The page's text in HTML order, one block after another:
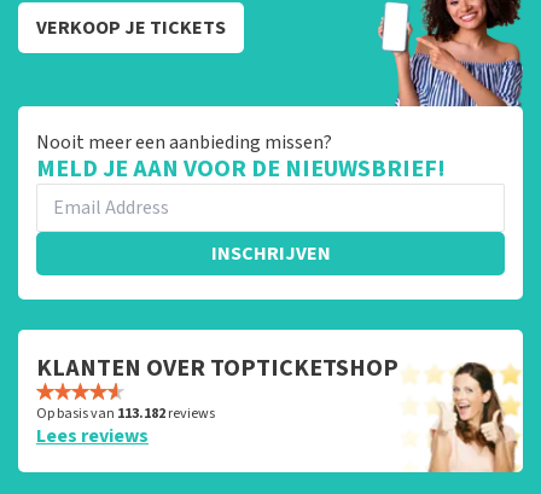
VERKOOP JE TICKETS
Nooit meer een aanbieding missen?
MELD JE AAN VOOR DE NIEUWSBRIEF!
INSCHRIJVEN
KLANTEN OVER TOPTICKETSHOP
Op basis van 113.182reviews
Lees reviews